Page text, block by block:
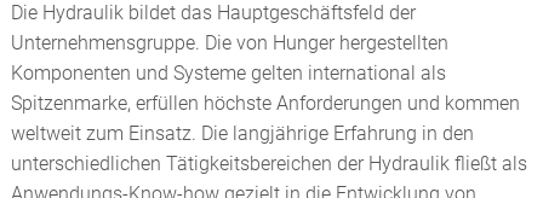
REPARATUREN, ERSATZTEILE, SERVICE
HUNGER HYDRAULICS CHINA
HUNGER HYDRAULICS KOREA
HUNGER INTERNATIONAL
Die Hydraulik bildet das Hauptgeschäftsfeld der
Unternehmensgruppe. Die von Hunger hergestellten
Komponenten und Systeme gelten international als
Spitzenmarke, erfüllen höchste Anforderungen und kommen
weltweit zum Einsatz. Die langjährige Erfahrung in den
unterschiedlichen Tätigkeitsbereichen der Hydraulik fließt als